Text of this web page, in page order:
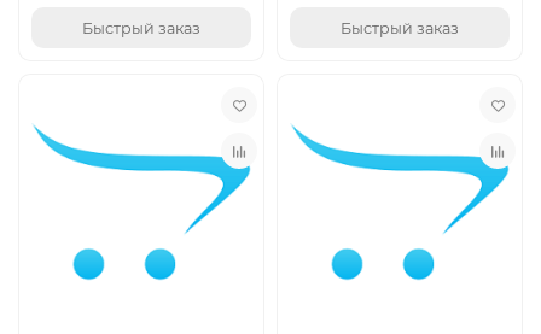
Быстрый заказ Быстрый заказ